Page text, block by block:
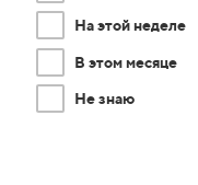
На этой неделе
В этом месяце
Не знаю